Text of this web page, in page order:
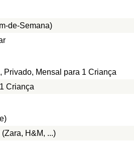
de-Semana)
Privado, Mensal para 1 Criança
Criança
H&M, ...)